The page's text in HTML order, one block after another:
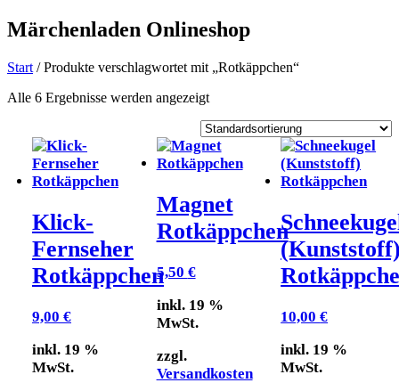
Märchenladen Onlineshop
Start / Produkte verschlagwortet mit „Rotkäppchen“
Alle 6 Ergebnisse werden angezeigt
Klick-
Fernseher
Rotkäppchen
9,00 €
inkl. 19 %
MwSt.
Magnet
Rotkäppchen
5,50 €
inkl. 19 %
MwSt.
zzgl.
Versandkosten
10,00€
inkl. 19 %
MwSt.